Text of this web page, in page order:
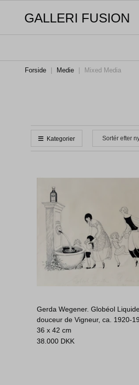
GALLERI FUSION
Forside Medie Mixed Media
Kategorier
Gerda Wegener. Globéol
douceur de Vigneur, ca. 1920-
36 x 42 cm
38.000 DKK